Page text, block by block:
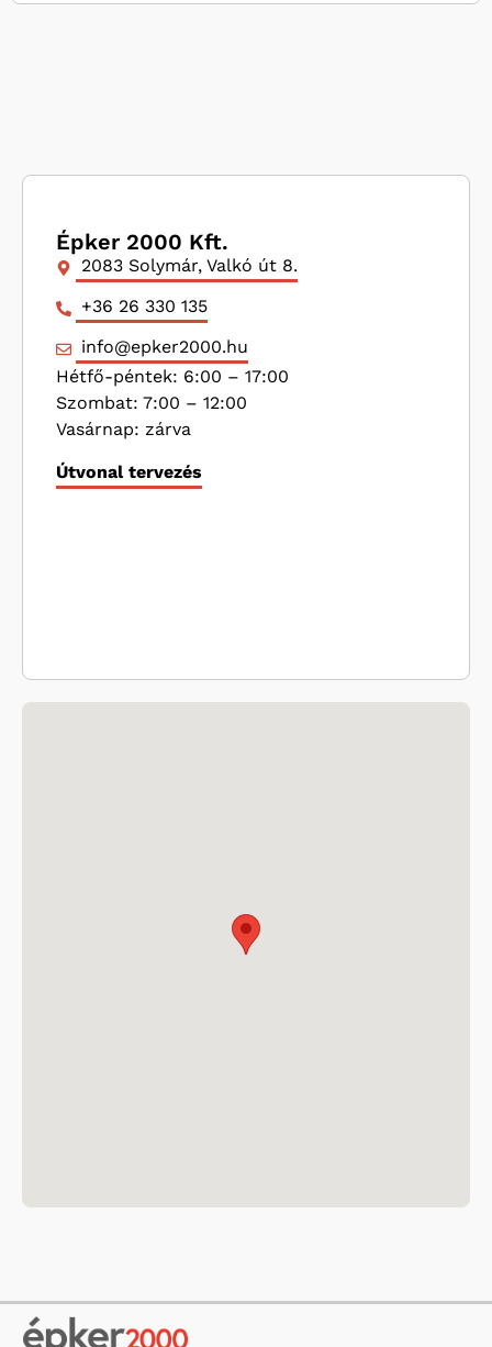
Épker 2000 Kft.
2083 Solymár, Valkó út 8.
+36 26 330 135
info@epker2000.hu
Hétfő-péntek: 6:00 – 17:00
Szombat: 7:00 – 12:00
Vasárnap: zárva
Útvonal tervezés